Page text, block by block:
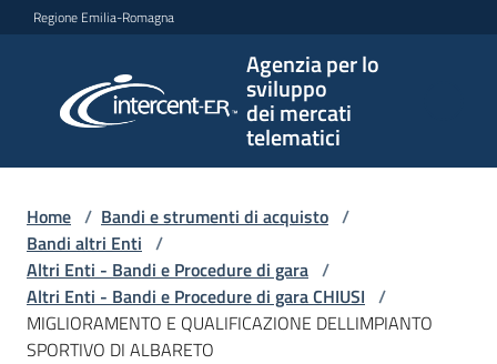
Vai al contenuto
Vai alla navigazione
Vai al footer
Regione Emilia-Romagna
Agenzia per lo
sviluppo
dei mercati
telematici
per lo
sviluppo
telematici
L'Agenzia
Home / Bandi e strumenti di acquisto /
Bandi altri Enti /
Altri Enti - Bandi e Procedure di gara /
Altri Enti - Bandi e Procedure di gara CHIUSI /
MIGLIORAMENTO E QUALIFICAZIONE DELLIMPIANTO
SPORTIVO DI ALBARETO